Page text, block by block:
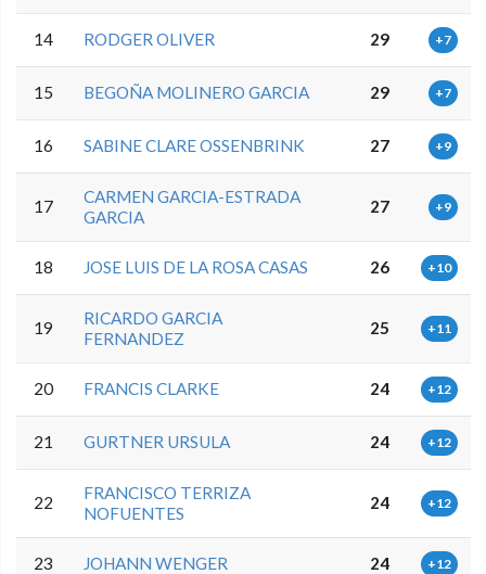
14 RODGER OLIVER 29 +7
15 BEGOÑA MOLINERO GARCIA 29 +7
16 SABINE CLARE OSSENBRINK 27 +9
17
CARMEN GARCIA-ESTRADA
GARCIA
27 +9
18 JOSE LUIS DE LA ROSA CASAS 26 +10
19
RICARDO GARCIA
FERNANDEZ
25 +11
20 FRANCIS CLARKE 24 +12
21 GURTNER URSULA 24 +12
22
FRANCISCO TERRIZA
NOFUENTES
24 +12
23 JOHANN WENGER 24 +12